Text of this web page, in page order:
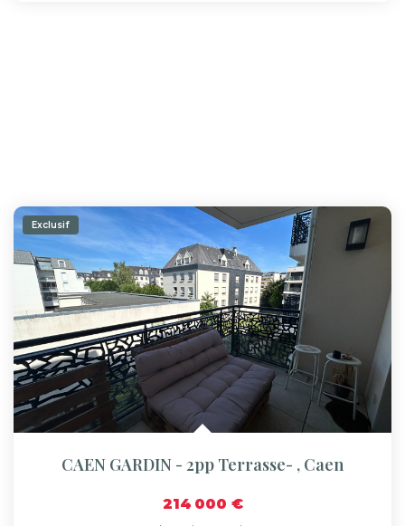
Exclusif
CAEN GARDIN - 2pp Terrasse- , Caen
214 000 €